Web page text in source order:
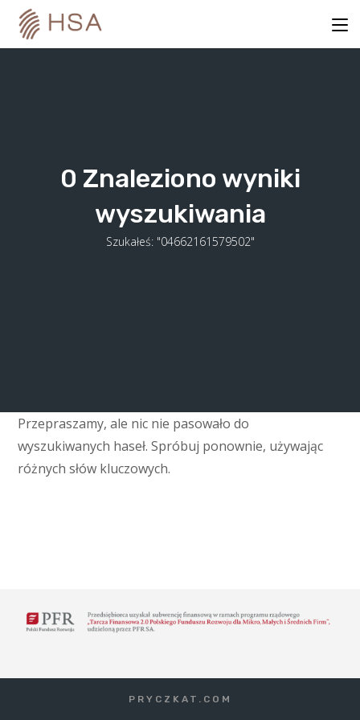
content
0 Znaleziono wyniki
wyszukiwania
Szukałeś: "04662161579502"
Przepraszamy, ale nic nie pasowało do
wyszukiwanych haseł. Spróbuj ponownie, używając
różnych słów kluczowych.
PRYCZKAT.COM